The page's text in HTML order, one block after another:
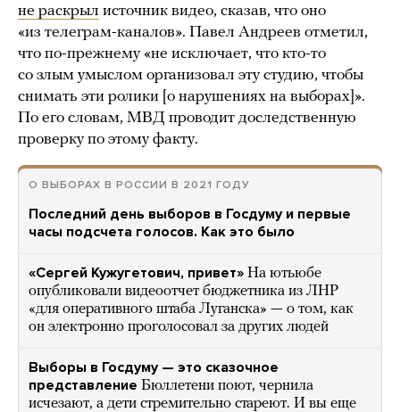
не раскрыл источник видео, сказав, что оно
«из телеграм-каналов». Павел Андреев отметил,
что по-прежнему «не исключает, что кто-то
со злым умыслом организовал эту студию, чтобы
снимать эти ролики [о нарушениях на выборах]».
По его словам, МВД проводит доследственную
проверку по этому факту.
О ВЫБОРАХ В РОССИИ В 2021 ГОДУ
Последний день выборов в Госдуму и первые
часы подсчета голосов. Как это было
«Сергей Кужугетович, привет» На ютьюбе
опубликовали видеоотчет бюджетника из ЛНР
«для оперативного штаба Луганска» — о том, как
он электронно проголосовал за других людей
Выборы в Госдуму — это сказочное
представление Бюллетени поют, чернила
исчезают, а дети стремительно стареют. И вы еще